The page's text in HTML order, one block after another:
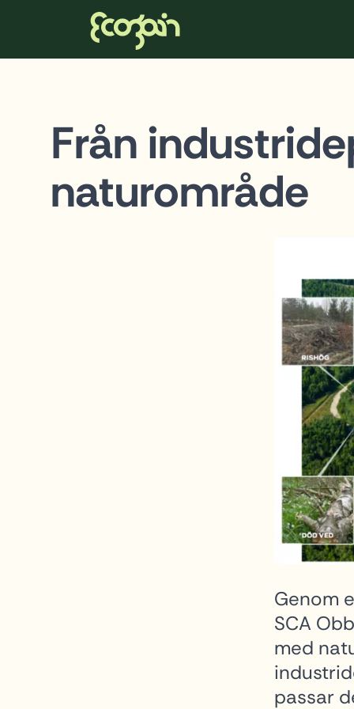
Hoppa till innehåll
Ecogain
Från
naturområde
Genom
SCA
med
passar